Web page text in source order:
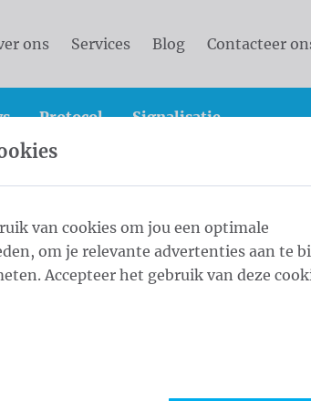
ons Services Blog Contacteer
Protocol Signalisatie
Standard Spandoek 200x200 cm
cm
1
van cookies om jou een optimale
om je relevante advertenties aan te
Accepteer het gebruik van deze